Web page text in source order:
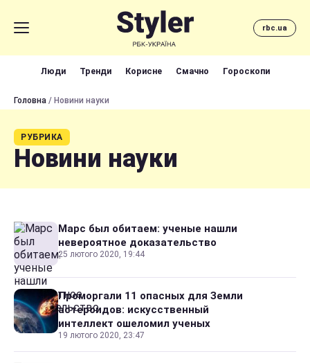
rbc.ua
Люди Тренди Корисне Смачно Гороскопи
Головна / Новини науки
РУБРИКА
Новини науки
Марс был обитаем: ученые нашли
невероятное доказательство
25 лютого 2020, 19:44
Проморгали 11 опасных для Земли
астероидов: искусственный
интеллект ошеломил ученых
19 лютого 2020, 23:47